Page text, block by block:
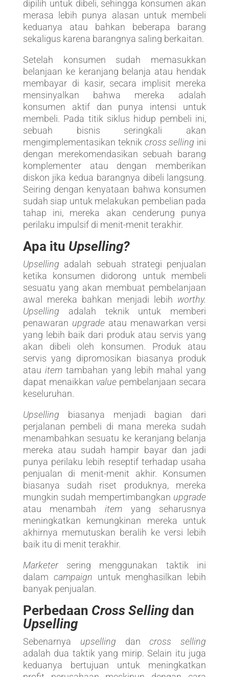
dipilih untuk dibeli, sehingga konsumen akan
merasa lebih punya alasan untuk membeli
keduanya atau bahkan beberapa barang
sekaligus karena barangnya saling berkaitan.
Setelah konsumen sudah memasukkan
belanjaan ke keranjang belanja atau hendak
membayar di kasir, secara implisit mereka
mensinyalkan bahwa mereka adalah
konsumen aktif dan punya intensi untuk
membeli. Pada titik siklus hidup pembeli ini,
sebuah bisnis seringkali akan
mengimplementasikan teknik cross selling ini
dengan merekomendasikan sebuah barang
komplementer atau dengan memberikan
diskon jika kedua barangnya dibeli langsung.
Seiring dengan kenyataan bahwa konsumen
sudah siap untuk melakukan pembelian pada
tahap ini, mereka akan cenderung punya
perilaku impulsif di menit-menit terakhir.
Apa itu Upselling?
Upselling adalah sebuah strategi penjualan
ketika konsumen didorong untuk membeli
sesuatu yang akan membuat pembelanjaan
awal mereka bahkan menjadi lebih worthy.
Upselling adalah teknik untuk memberi
penawaran upgradeatau menawarkan versi
yang lebih baik dari produk atau servis yang
akan dibeli oleh konsumen. Produk atau
servis yang dipromosikan biasanya produk
atau itemtambahan yang lebih mahal yang
dapat menaikkan value pembelanjaan secara
keseluruhan.
Upselling biasanya menjadi bagian dari
perjalanan pembeli di mana mereka sudah
menambahkan sesuatu ke keranjang belanja
mereka atau sudah hampir bayar dan jadi
punya perilaku lebih reseptif terhadap usaha
penjualan di menit-menit akhir. Konsumen
biasanya sudah riset produknya, mereka
mungkin sudah mempertimbangkan upgrade
atau menambah item yang seharusnya
meningkatkan kemungkinan mereka untuk
akhirnya memutuskan beralih ke versi lebih
baik itu di menit terakhir.
Marketersering menggunakan taktik ini
dalam campaign untuk menghasilkan lebih
banyak penjualan.
Perbedaan Cross Sellingdan
Upselling
Sebenarnya upselling dancross selling
adalah dua taktik yang mirip. Selain itu juga
keduanya bertujuan untuk meningkatkan